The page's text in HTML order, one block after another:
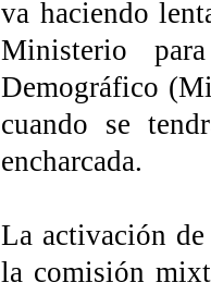
va haciendo
Ministerio
Demográfico
cuando se
encharcada.
La activación
la comisión